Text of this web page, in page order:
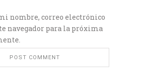
nombre, correo electrónico
navegador para la próxima